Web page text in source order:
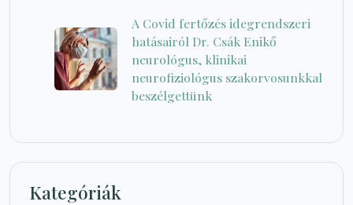
A Covid fertőzés idegrendszeri
hatásairól Dr. Csák Enikő
neurológus, klinikai
neurofiziológus szakorvosunkkal
beszélgettünk
Kategóriák